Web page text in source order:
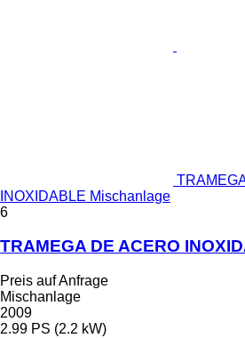
INOXIDABLE Mischanlage
6
TRAMEGA DE ACERO
Preis auf Anfrage
Mischanlage
2009
2.99 PS (2.2 kW)